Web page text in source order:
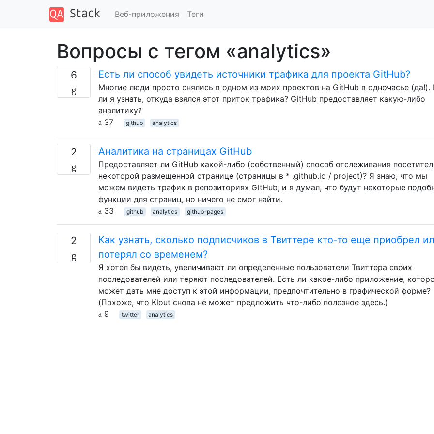
Веб-приложения Теги
Вопросы с тегом «analytics»
6 Есть ли способ увидеть источники трафика для проекта GitHub?
Многие люди просто снялись в одном из моих проектов на GitHub в одночасье (да!).
ли я узнать, откуда взялся этот приток трафика? GitHub предоставляет какую-либо
аналитику?
37
github analytics
2 Аналитика на страницах GitHub
Предоставляет ли GitHub какой-либо (собственный) способ отслеживания
некоторой размещенной странице (страницы в * .github.io / project)? Я знаю, что мы
можем видеть трафик в репозиториях GitHub, и я думал, что будут некоторые
функции для страниц, но ничего не смог найти.
33
github analytics github-pages
2
Как узнать, сколько подписчиков в Твиттере кто-то еще приобрел
потерял со временем?
Я хотел бы видеть, увеличивают ли определенные пользователи Твиттера своих
последователей или теряют последователей. Есть ли какое-либо приложение,
может дать мне доступ к этой информации, предпочтительно в графической форме?
(Похоже, что Klout снова не может предложить что-либо полезное здесь.)
9
twitter analytics